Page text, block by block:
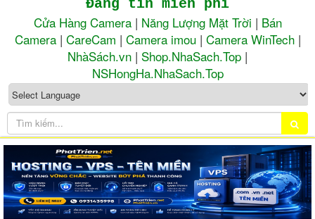
Đăng tin miễn phí
Cửa Hàng Camera| Năng Lượng Mặt Trời | Bán
Camera| CareCam | Camera imou| Camera WinTech|
NhàSách.vn | Shop.NhaSach.Top |
NSHongHa.NhaSach.Top